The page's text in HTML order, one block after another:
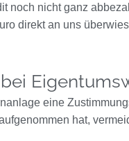
noch nicht ganz
direkt an uns
eine
hat,